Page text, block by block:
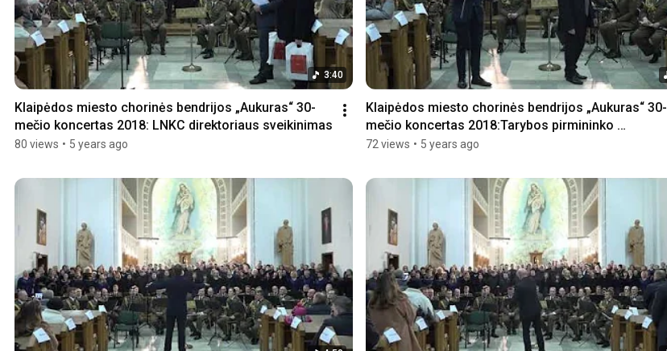
3:40
Klaipėdos miesto chorinės bendrijos „Aukuras“ 30-
mečio koncertas 2018: LNKC direktoriaus sveikinimas
80 views • 5 years ago
Klaipėdos miesto chorinės bendrijos „Aukuras“ 30-
mečio koncertas 2018:Tarybos pirmininko
sveikinimas
72 views • 5 years ago